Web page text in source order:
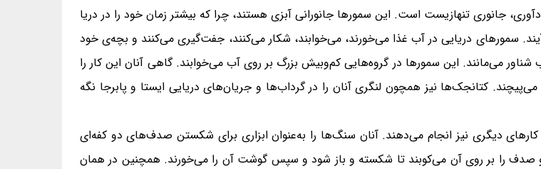
جانوری تنهازیست است. این سمورها جانورانی آبزی هستند، چرا که بیشتر زمان خود را در دریا
سمورهای دریایی در آب غذا می‌خورند، می‌خوابند، شکار می‌کنند، جفت‌گیری می‌کنند و بچه‌ی خود
شناور می‌مانند. این سمورها در گروه‌هایی کم‌وبیش بزرگ بر روی آب می‌خوابند. گاهی آنان این کار را
کتانجک‌ها نیز همچون لنگری آنان را در گرداب‌ها و جریان‌های دریایی ایستا و پابرجا نگه
دیگری نیز انجام می‌دهند. آنان سنگ‌ها را به‌عنوان ابزاری برای شکستن صدف‌های دو کفه‌ای
و صدف را بر روی آن می‌کوبند تا شکسته و باز شود و سپس گوشت آن را می‌خورند. همچنین در همان